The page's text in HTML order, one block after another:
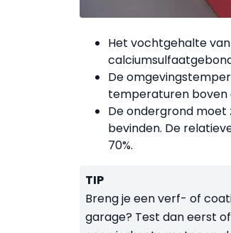
Het vochtgehalte
De
temperaturen boven
De ondergrond moet
bevinden. De
70%.
TIP
Breng je een verf- of
garage? Test dan eerst